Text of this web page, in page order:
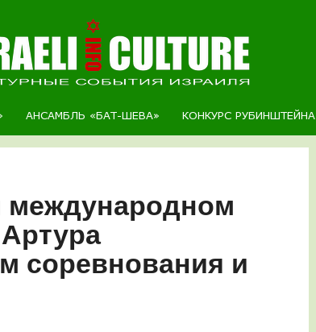
АНСАМБЛЬ «БАТ-ШЕВА» КОНКУРС РУБИНШТЕЙНА
соревнования и